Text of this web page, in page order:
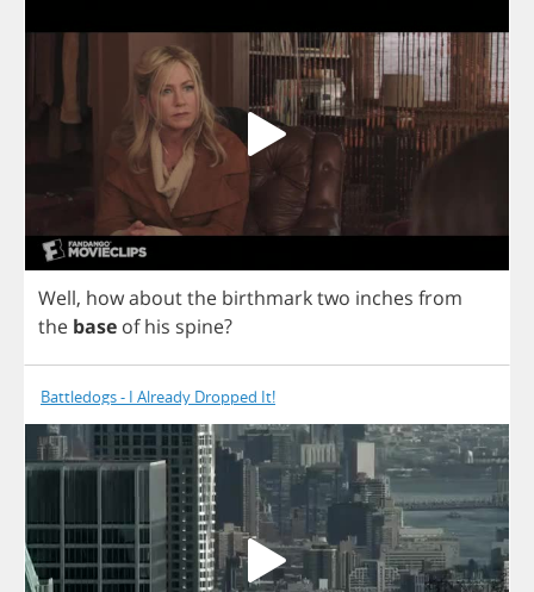
Well, howaboutthe birthmarktwo inches from
the base of his spine?
Battledogs - I Already Dropped It!